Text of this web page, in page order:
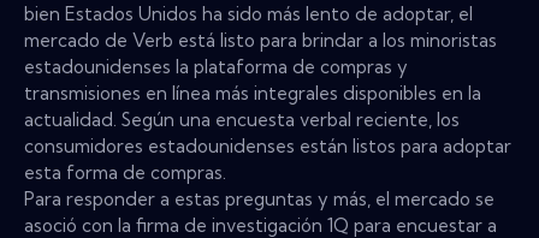
bien Estados Unidos ha sido más lento de adoptar, el
mercado de Verb está listo para brindar a los minoristas
estadounidenses la plataforma de compras y
transmisiones en línea más integrales disponibles en la
actualidad. Según una encuesta verbal reciente, los
consumidores estadounidenses están listos para adoptar
esta forma de compras.
Para responder a estas preguntas y más, el mercado se
asoció con la firma de investigación 1Q para encuestar a